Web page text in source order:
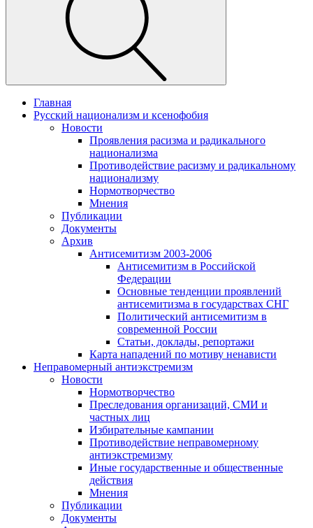
Главная
Русский национализм и ксенофобия
Новости
Проявления расизма и радикального
национализма
Противодействие расизму и радикальному
национализму
Нормотворчество
Мнения
Публикации
Документы
Архив
Антисемитизм 2003-2006
Антисемитизм в Российской
Федерации
Основные тенденции проявлений
антисемитизма в государствах СНГ
Политический антисемитизм в
современной России
Статьи, доклады, репортажи
Карта нападений по мотиву ненависти
Неправомерный антиэкстремизм
Новости
Нормотворчество
Преследования организаций, СМИ и
частных лиц
Избирательные кампании
Противодействие неправомерному
антиэкстремизму
Иные государственные и общественные
действия
Мнения
Публикации
Документы